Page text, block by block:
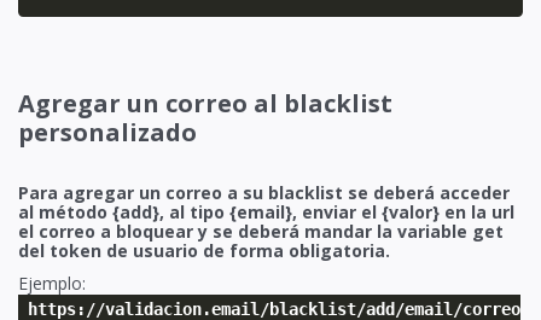
Agregar un correo al blacklist
personalizado
Para agregar un correo a su blacklist se deberá acceder
al método {add}, al tipo {email}, enviar el {valor} en la url
el correo a bloquear y se deberá mandar la variable get
del token de usuario de forma obligatoria.
Ejemplo:
https://validacion.email/blacklist/add/email/correo